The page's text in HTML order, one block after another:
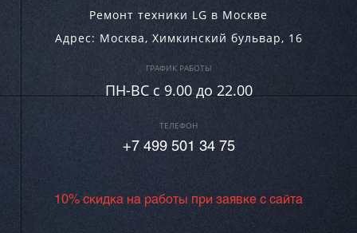
Ремонт техники LG в Москве
Адрес: Москва, Химкинский бульвар, 16
ГРАФИК РАБОТЫ
ПН-ВC c 9.00 до 22.00
ТЕЛЕФОН
+7 499 501 34 75
10% скидка на работы при заявке с сайта